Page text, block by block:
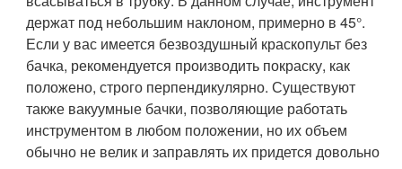
держат под небольшим наклоном, примерно в 45°.
Если у вас имеется безвоздушный краскопульт без
бачка, рекомендуется производить покраску, как
положено, строго перпендикулярно. Существуют
также вакуумные бачки, позволяющие работать
инструментом в любом положении, но их объем
обычно не велик и заправлять их придется довольно